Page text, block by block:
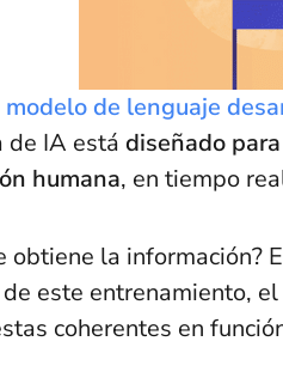
modelo de lenguaje
de IA está diseñado
humana, en tiempo
obtiene la información?
este entrenamiento,
coherentes en